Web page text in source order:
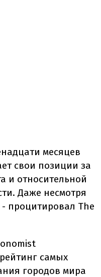
месяцев
свои позиции за
и относительной
Даже несмотря
процитировал The
самых
городов мира